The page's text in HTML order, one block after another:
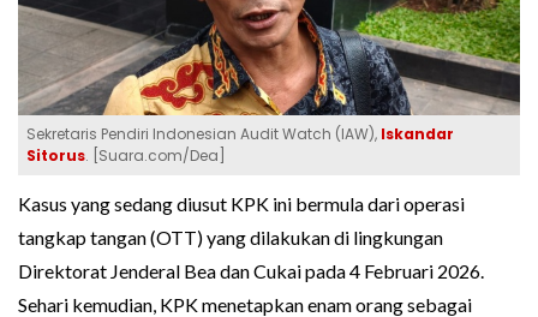
Sekretaris Pendiri Indonesian Audit Watch (IAW), Iskandar
Sitorus. [Suara.com/Dea]
Kasus yang sedang diusut KPK ini bermula dari operasi
tangkap tangan (OTT) yang dilakukan di lingkungan
Direktorat Jenderal Bea dan Cukai pada 4 Februari 2026.
Sehari kemudian, KPK menetapkan enam orang sebagai